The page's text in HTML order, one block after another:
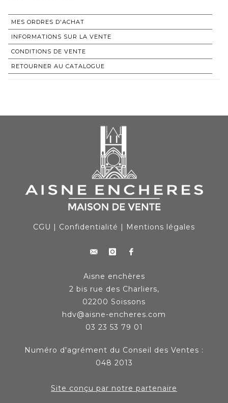
MES ORDRES D'ACHAT
INFORMATIONS SUR LA VENTE
CONDITIONS DE VENTE
RETOURNER AU CATALOGUE
CGU | Confidentialité | Mentions légales
Aisne enchères
2 bis rue des Charliers,
02200 Soissons
hdv@aisne-encheres.com
03 23 53 79 01
Numéro d'agrément du Conseil des Ventes :
048 2013
Site conçu par notre partenaire